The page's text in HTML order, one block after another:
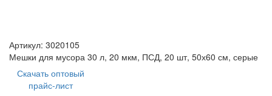
Артикул: 3020105
Мешки для мусора 30 л, 20 мкм, ПСД, 20 шт, 50х60 см, серые
Скачать оптовый
прайс-лист